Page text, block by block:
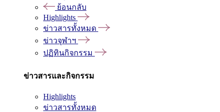
ย้อนกลับ
Highlights
ข่าวสารทั้งหมด
ข่าวจุฬาฯ
ปฏิทินกิจกรรม
ข่าวสารและกิจกรรม
Highlights
ข่าวสารทั้งหมด